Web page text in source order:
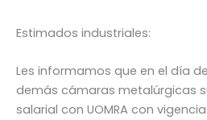
Estimados industriales:
Les informamos que en el día
demás cámaras metalúrgicas
salarial con UOMRA con